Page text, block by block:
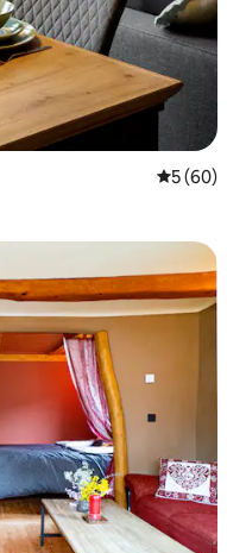
საშუალო
5 (60)